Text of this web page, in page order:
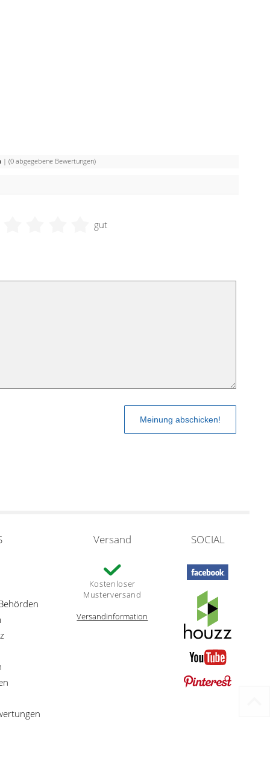
| (0 abgegebene Bewertungen)
gut
Versand
Kostenloser
Musterversand
Versandinformation
SOCIAL